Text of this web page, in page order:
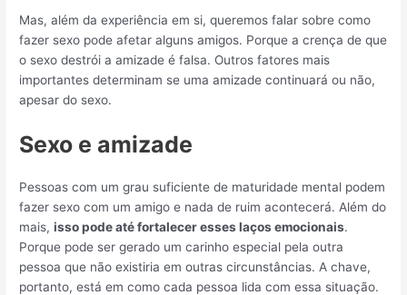
Mas, além da experiência em si, queremos falar sobre como
fazer sexo pode afetar alguns amigos. Porque a crença de que
o sexo destrói a amizade é falsa. Outros fatores mais
importantes determinam se uma amizade continuará ou não,
apesar do sexo.
Sexo e amizade
Pessoas com um grau suficiente de maturidade mental podem
fazer sexo com um amigo e nada de ruim acontecerá. Além do
mais,isso pode até fortalecer esses laços emocionais.
Porque pode ser gerado um carinho especial pela outra
pessoa que não existiria em outras circunstâncias. A chave,
portanto, está em como cada pessoa lida com essa situação.